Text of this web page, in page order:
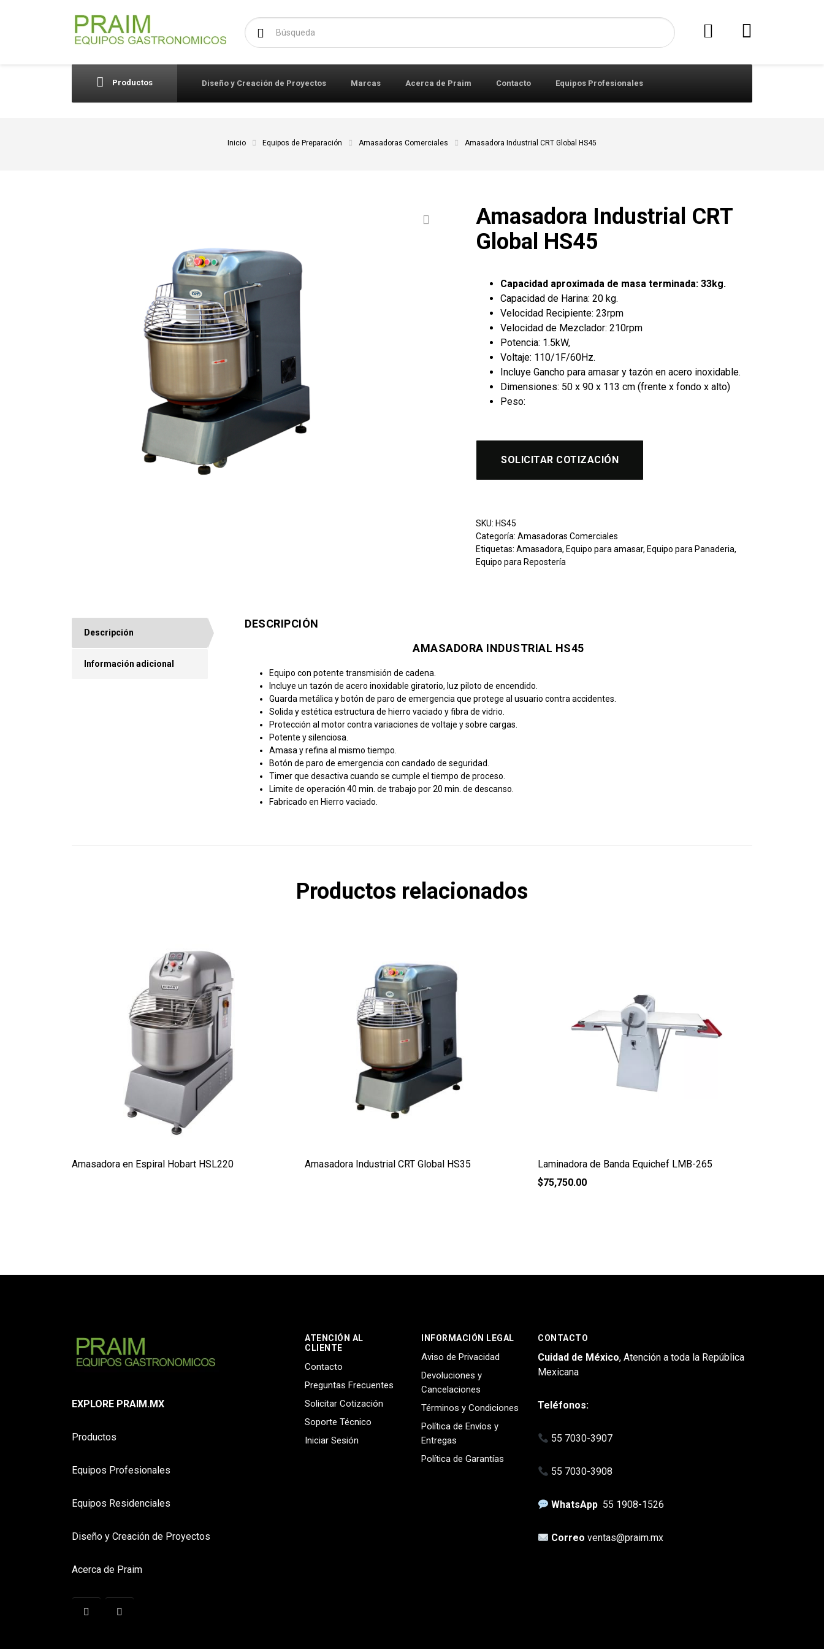
Buscar:
Productos Diseño y Creación de Proyectos Marcas Acerca de Praim Contacto Equipos Profesionales
Inicio Equipos de Preparación Amasadoras Comerciales Amasadora Industrial CRT Global HS45
Amasadora Industrial CRT
Global HS45
Capacidad aproximada de masa terminada: 33kg.
Capacidad de Harina: 20 kg.
Velocidad Recipiente: 23rpm
Velocidad de Mezclador: 210rpm
Potencia: 1.5kW,
Voltaje: 110/1F/60Hz.
Incluye Gancho para amasar y tazón en acero inoxidable.
Dimensiones: 50 x 90 x 113 cm (frente x fondo x alto)
Peso:
SOLICITAR COTIZACIÓN
SKU: HS45
Categoría:Amasadoras Comerciales
Etiquetas:Amasadora, Equipo para amasar, Equipo para Panaderia,
Equipo para Repostería
Descripción
Información adicional
DESCRIPCIÓN
AMASADORA INDUSTRIAL HS45
Equipo con potente transmisión de cadena.
Incluye un tazón de acero inoxidable giratorio, luz piloto de encendido.
Guarda metálica y botón de paro de emergencia que protege al usuario contra accidentes.
Solida y estética estructura de hierro vaciado y fibra de vidrio.
Protección al motor contra variaciones de voltaje y sobre cargas.
Potente y silenciosa.
Amasa y refina al mismo tiempo.
Botón de paro de emergencia con candado de seguridad.
Timer que desactiva cuando se cumple el tiempo de proceso.
Limite de operación 40 min. de trabajo por 20 min. de descanso.
Fabricado en Hierro vaciado.
Productos relacionados
Amasadora en Espiral Hobart HSL220 Amasadora Industrial CRT Global HS35
Laminadora de Banda Equichef LMB-265
$75,750.00
EXPLORE PRAIM.MX
Productos
Equipos Profesionales
Equipos Residenciales
Diseño y Creación de Proyectos
Acerca de Praim
ATENCIÓN AL
CLIENTE
Contacto
Preguntas Frecuentes
Solicitar Cotización
Soporte Técnico
Iniciar Sesión
INFORMACIÓN LEGAL
Aviso de Privacidad
Devoluciones y
Cancelaciones
Términos y Condiciones
Política de Envíos y
Entregas
Política de Garantías
CONTACTO
Cuidad de México, Atención a toda la República
Mexicana
Teléfonos:
55 7030-3907
55 7030-3908
WhatsApp 55 1908-1526
Correoventas@praim.mx